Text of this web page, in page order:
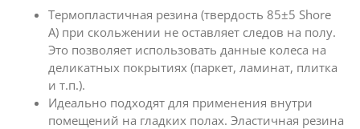
Термопластичная резина (твердость 85±5 Shore
A) при скольжении не оставляет следов на полу.
Это позволяет использовать данные колеса на
деликатных покрытиях (паркет, ламинат, плитка
и т.п.).
Идеально подходят для применения внутри
помещений на гладких полах. Эластичная резина